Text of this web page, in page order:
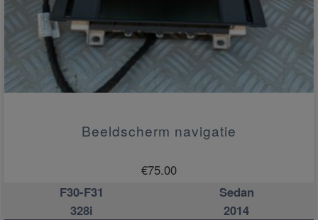
Beeldscherm navigatie
€75.00
F30-F31
Sedan
328i
2014